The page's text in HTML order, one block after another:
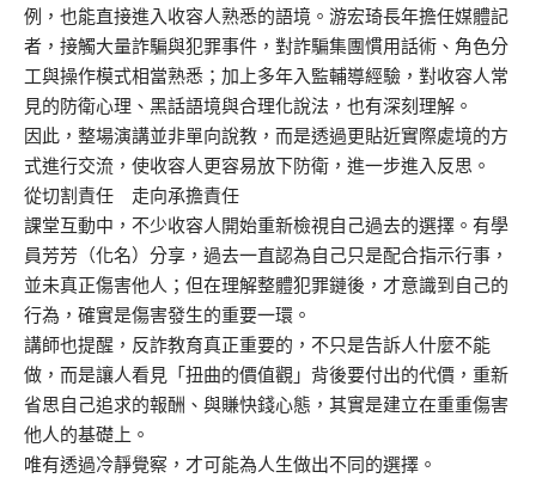
例，也能直接進入收容人熟悉的語境。游宏琦長年擔任媒體記
者，接觸大量詐騙與犯罪事件，對詐騙集團慣用話術、角色分
工與操作模式相當熟悉；加上多年入監輔導經驗，對收容人常
見的防衛心理、黑話語境與合理化說法，也有深刻理解。
因此，整場演講並非單向說教，而是透過更貼近實際處境的方
式進行交流，使收容人更容易放下防衛，進一步進入反思。
從切割責任 走向承擔責任
課堂互動中，不少收容人開始重新檢視自己過去的選擇。有學
員芳芳（化名）分享，過去一直認為自己只是配合指示行事，
並未真正傷害他人；但在理解整體犯罪鏈後，才意識到自己的
行為，確實是傷害發生的重要一環。
講師也提醒，反詐教育真正重要的，不只是告訴人什麼不能
做，而是讓人看見「扭曲的價值觀」背後要付出的代價，重新
省思自己追求的報酬、與賺快錢心態，其實是建立在重重傷害
他人的基礎上。
唯有透過冷靜覺察，才可能為人生做出不同的選擇。